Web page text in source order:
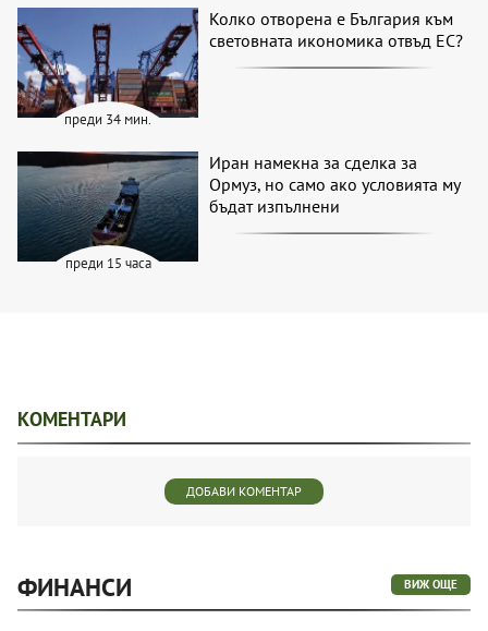
преди 34 мин.
Колко отворена е България към
световната икономика отвъд ЕС?
преди 15 часа
Иран намекна за сделка за
Ормуз, но само ако условията му
бъдат изпълнени
КОМЕНТАРИ
ДОБАВИ КОМЕНТАР
ФИНАНСИ ВИЖ ОЩЕ